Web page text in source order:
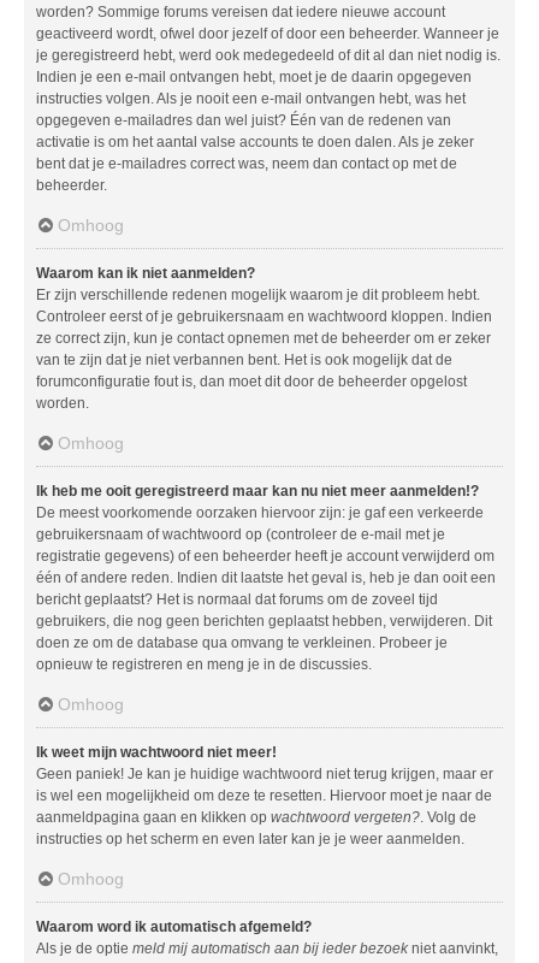
worden? Sommige forums vereisen dat iedere nieuwe account
geactiveerd wordt, ofwel door jezelf of door een beheerder. Wanneer je
je geregistreerd hebt, werd ook medegedeeld of dit al dan niet nodig is.
Indien je een e-mail ontvangen hebt, moet je de daarin opgegeven
instructies volgen. Als je nooit een e-mail ontvangen hebt, was het
opgegeven e-mailadres dan wel juist? Één van de redenen van
activatie is om het aantal valse accounts te doen dalen. Als je zeker
bent dat je e-mailadres correct was, neem dan contact op met de
beheerder.
Omhoog
Waarom kan ik niet aanmelden?
Er zijn verschillende redenen mogelijk waarom je dit probleem hebt.
Controleer eerst of je gebruikersnaam en wachtwoord kloppen. Indien
ze correct zijn, kun je contact opnemen met de beheerder om er zeker
van te zijn dat je niet verbannen bent. Het is ook mogelijk dat de
forumconfiguratie fout is, dan moet dit door de beheerder opgelost
worden.
Omhoog
Ik heb me ooit geregistreerd maar kan nu niet meer aanmelden!?
De meest voorkomende oorzaken hiervoor zijn: je gaf een verkeerde
gebruikersnaam of wachtwoord op (controleer de e-mail met je
registratie gegevens) of een beheerder heeft je account verwijderd om
één of andere reden. Indien dit laatste het geval is, heb je dan ooit een
bericht geplaatst? Het is normaal dat forums om de zoveel tijd
gebruikers, die nog geen berichten geplaatst hebben, verwijderen. Dit
doen ze om de database qua omvang te verkleinen. Probeer je
opnieuw te registreren en meng je in de discussies.
Omhoog
Ik weet mijn wachtwoord niet meer!
Geen paniek! Je kan je huidige wachtwoord niet terug krijgen, maar er
is wel een mogelijkheid om deze te resetten. Hiervoor moet je naar de
aanmeldpagina gaan en klikken op wachtwoord vergeten? . Volg de
instructies op het scherm en even later kan je je weer aanmelden.
Omhoog
Waarom word ik automatisch afgemeld?
Als je de optie meld mij automatisch aan bij ieder bezoek niet aanvinkt,